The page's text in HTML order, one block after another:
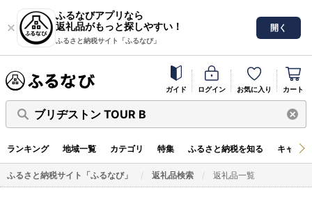
ふるなびアプリなら
返礼品がもっと探しやすい！
ふるさと納税サイト「ふるなび」
開く
ガイド ログイン お気に入り カート
ブリヂストン TOUR B
ランキング 地域一覧 カテゴリ 特集 ふるさと納税を知る キャン
ふるさと納税サイト「ふるなび」 返礼品検索 返礼品一覧